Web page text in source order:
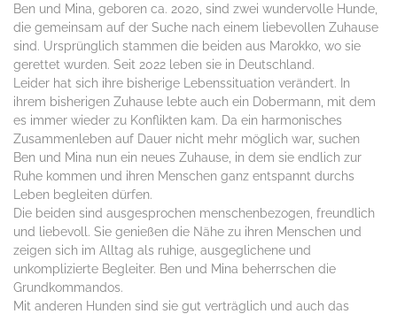
Ben und Mina, geboren ca. 2020, sind zwei wundervolle Hunde,
die gemeinsam auf der Suche nach einem liebevollen Zuhause
sind. Ursprünglich stammen die beiden aus Marokko, wo sie
gerettet wurden. Seit 2022 leben sie in Deutschland.
Leider hat sich ihre bisherige Lebenssituation verändert. In
ihrem bisherigen Zuhause lebte auch ein Dobermann, mit dem
es immer wieder zu Konflikten kam. Da ein harmonisches
Zusammenleben auf Dauer nicht mehr möglich war, suchen
Ben und Mina nun ein neues Zuhause, in dem sie endlich zur
Ruhe kommen und ihren Menschen ganz entspannt durchs
Leben begleiten dürfen.
Die beiden sind ausgesprochen menschenbezogen, freundlich
und liebevoll. Sie genießen die Nähe zu ihren Menschen und
zeigen sich im Alltag als ruhige, ausgeglichene und
unkomplizierte Begleiter. Ben und Mina beherrschen die
Grundkommandos.
Mit anderen Hunden sind sie gut verträglich und auch das